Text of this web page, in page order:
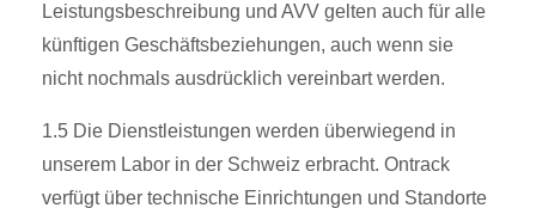
Leistungsbeschreibung und AVV gelten auch für alle
künftigen Geschäftsbeziehungen, auch wenn sie
nicht nochmals ausdrücklich vereinbart werden.
1.5 Die Dienstleistungen werden überwiegend in
unserem Labor in der Schweiz erbracht. Ontrack
verfügt über technische Einrichtungen und Standorte